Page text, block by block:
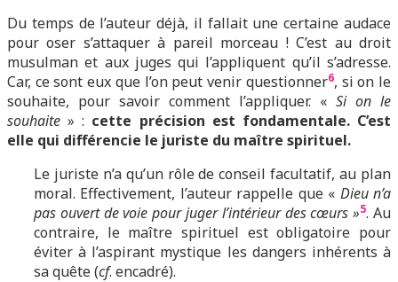
Du temps de l’auteur déjà, il fallait une certaine audace
pour oser s’attaquer à pareil morceau ! C’est au droit
musulman et aux juges qui l’appliquent qu’il s’adresse.
Car, ce sont eux que l’on peut venir questionner6, si on le
souhaite, pour savoir comment l’appliquer. « Si on le
souhaite » : cette précision est fondamentale. C’est
elle qui différencie le juriste du maître spirituel.
Le juriste n’a qu’un rôle de conseil facultatif, au plan
moral. Effectivement, l’auteur rappelle que « Dieu n’a
pas ouvert de voie pour juger l’intérieur des cœurs »5. Au
contraire, le maître spirituel est obligatoire pour
éviter à l’aspirant mystique les dangers inhérents à
sa quête (cf. encadré).